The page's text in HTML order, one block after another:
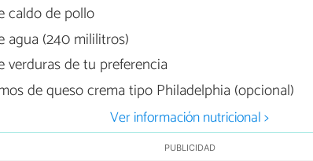
caldo de pollo
agua (240 mililitros)
verduras de tu preferencia
de queso crema tipo Philadelphia (opcional)
Ver información nutricional >